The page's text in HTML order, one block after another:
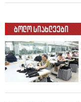
ბოლო სიახლეები